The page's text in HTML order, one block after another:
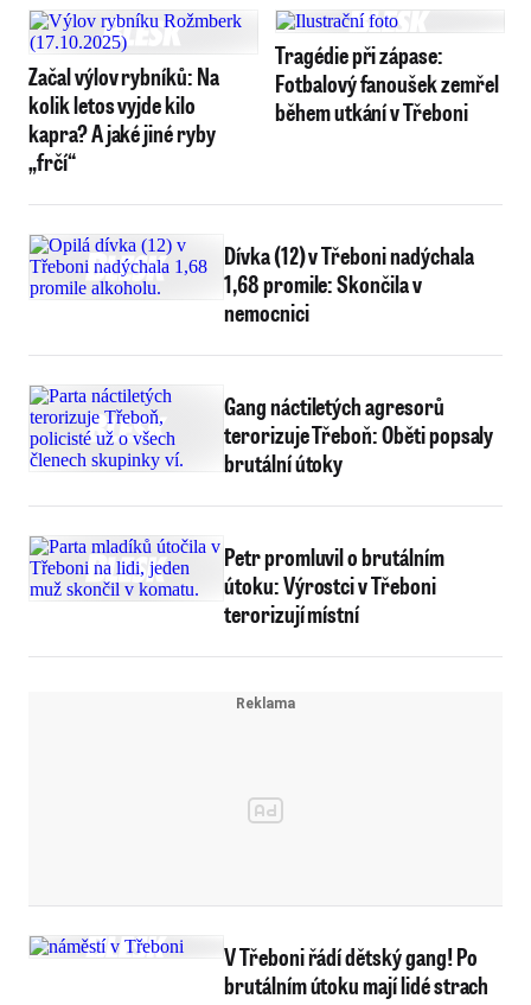
Začal výlov rybníků: Na
kolik letos vyjde kilo
kapra? A jaké jiné ryby
„frčí“
Tragédie při zápase:
Fotbalový fanoušek zemřel
během utkání v Třeboni
Dívka (12) v Třeboni nadýchala
1,68 promile: Skončila v
nemocnici
Gang náctiletých agresorů
terorizuje Třeboň: Oběti popsaly
brutální útoky
Petr promluvil o brutálním
útoku: Výrostci v Třeboni
terorizují místní
V Třeboni řádí dětský gang! Po
brutálním útoku mají lidé strach